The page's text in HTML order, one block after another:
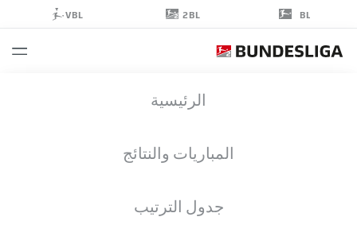
BL
2BL
VBL
الرئيسية
المباريات والنتائج
جدول الترتيب